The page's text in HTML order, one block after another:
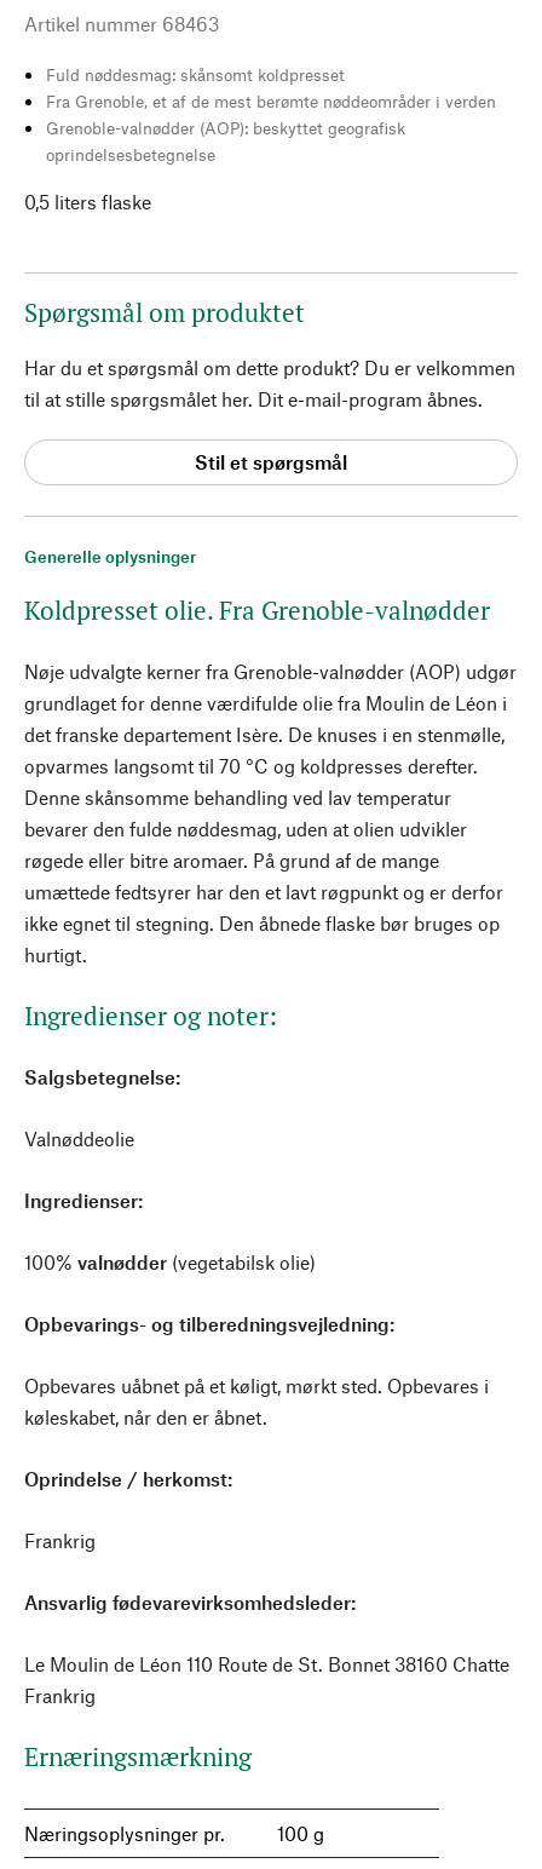
Generelle oplysninger
Koldpresset olie. Fra Grenoble-valnødder
Nøje udvalgte kerner fra Grenoble-valnødder (AOP) udgør
grundlaget for denne værdifulde olie fra Moulin de Léon i
det franske departement Isère. De knuses i en stenmølle,
opvarmes langsomt til 70 °C og koldpresses derefter.
Denne skånsomme behandling ved lav temperatur
bevarer den fulde nøddesmag, uden at olien udvikler
røgede eller bitre aromaer. På grund af de mange
umættede fedtsyrer har den et lavt røgpunkt og er derfor
ikke egnet til stegning. Den åbnede flaske bør bruges op
hurtigt.
Ingredienser og noter:
Salgsbetegnelse:
Valnøddeolie
Ingredienser:
100% valnødder (vegetabilsk olie)
Opbevarings- og tilberedningsvejledning:
Opbevares uåbnet på et køligt, mørkt sted. Opbevares i
køleskabet, når den er åbnet.
Oprindelse / herkomst:
Frankrig
Ansvarlig fødevarevirksomhedsleder:
Le Moulin de Léon 110 Route de St. Bonnet 38160 Chatte
Frankrig
Ernæringsmærkning
Næringsoplysninger pr. 100 g
Artikel nummer 68463
Fuld nøddesmag: skånsomt koldpresset
Fra Grenoble, et af de mest berømte nøddeområder i verden
Grenoble-valnødder (AOP): beskyttet geografisk
oprindelsesbetegnelse
0,5 liters flaske
Spørgsmål om produktet
Har du et spørgsmål om dette produkt? Du er velkommen
til at stille spørgsmålet her. Dit e-mail-program åbnes.
Stil et spørgsmål